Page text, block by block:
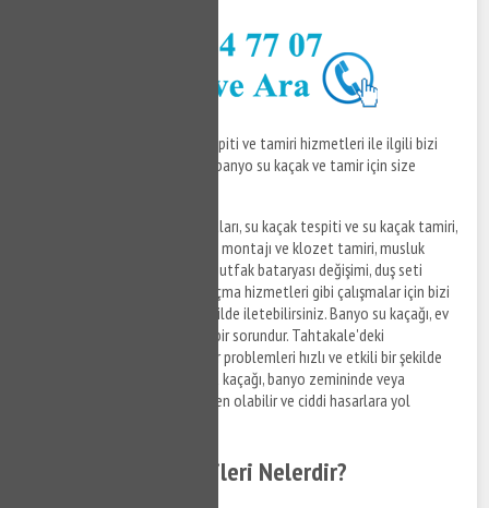
Tahtakale banyo su kaçağı tespiti ve tamiri hizmetleri ile ilgili bizi
arayabilir, Tahtakale tesisatçı banyo su kaçak ve tamir için size
Tahtakale banyo tesisatı arızaları, su kaçak tespiti ve su kaçak tamiri,
Tahtakale bölgesinden lavabo montajı ve klozet tamiri, musluk
tamiri ve banyo bataryası ile mutfak bataryası değişimi, duş seti
montajı ve klozet tıkanıklığı açma hizmetleri gibi çalışmalar için bizi
arayabilir, taleplerinizi hızlı şekilde iletebilirsiniz. Banyo su kaçağı, ev
sahiplerinin karşılaştığı yaygın bir sorundur. Tahtakale'deki
profesyonel tesisatçılar, bu tür problemleri hızlı ve etkili bir şekilde
çözmek için uzmanlaşmıştır. Su kaçağı, banyo zemininde veya
duvarlarında su sızıntısına neden olabilir ve ciddi hasarlara yol
Su Kaçağının Belirtileri Nelerdir?